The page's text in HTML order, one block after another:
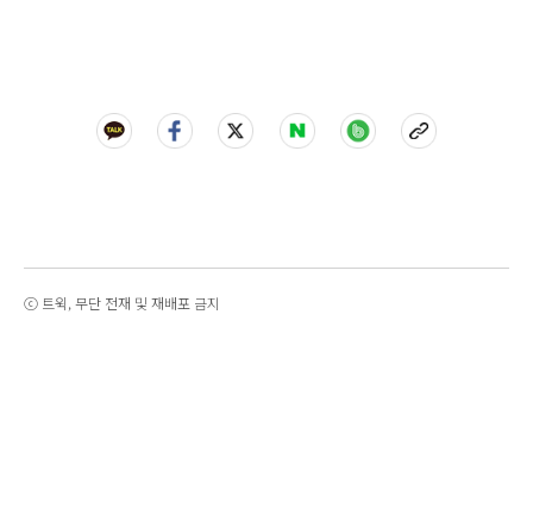
ⓒ 트윅, 무단 전재 및 재배포 금지